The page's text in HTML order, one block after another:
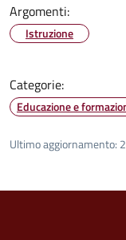
Argomenti:
Istruzione
Categorie:
Educazione e
Ultimo aggiornamento: